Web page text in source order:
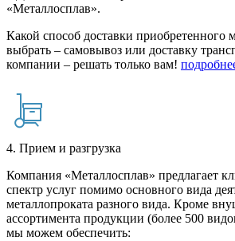
«Металлосплав».
Какой способ доставки приобретенного
выбрать – самовывоз или доставку
компании – решать только вам!
4. Прием и разгрузка
Компания «Металлосплав» предлагает
спектр услуг помимо основного вида
металлопроката разного вида. Кроме
ассортимента продукции (более 500
мы можем обеспечить: